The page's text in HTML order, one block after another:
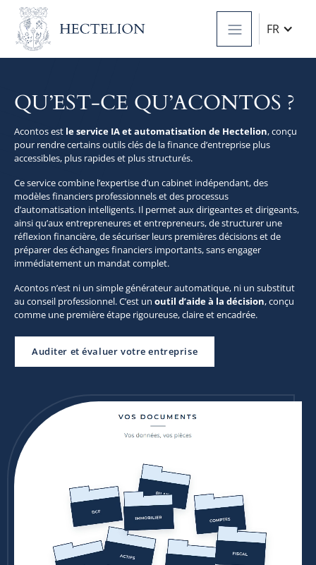
FR
QU’EST-CE QU’ACONTOS ?
Acontos est le service IA et automatisation de Hectelion, conçu
pour rendre certains outils clés de la finance d’entreprise plus
accessibles, plus rapides et plus structurés.
Ce service combine l’expertise d’un cabinet indépendant, des
modèles financiers professionnels et des processus
d’automatisation intelligents. Il permet aux dirigeantes et dirigeants,
ainsi qu’aux entrepreneures et entrepreneurs, de structurer une
réflexion financière, de sécuriser leurs premières décisions et de
préparer des échanges financiers importants, sans engager
immédiatement un mandat complet.
Acontos n’est ni un simple générateur automatique, ni un substitut
au conseil professionnel. C’est un outil d’aide à la décision, conçu
comme une première étape rigoureuse, claire et encadrée.
Auditer et évaluer votre entreprise